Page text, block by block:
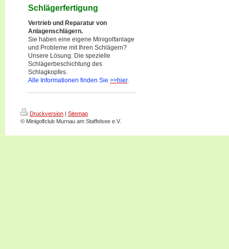
Schlägerfertigung
Vertrieb und Reparatur von
Anlagenschlägern.
Sie haben eine eigene Minigolfanlage
und Probleme mit Ihren Schlägern?
Unsere Lösung: Die spezielle
Schlägerbeschichtung des
Schlagkopfes.
Alle Informationen finden Sie >>hier.
Druckversion | Sitemap
© Minigolfclub Murnau am Staffelsee e.V.